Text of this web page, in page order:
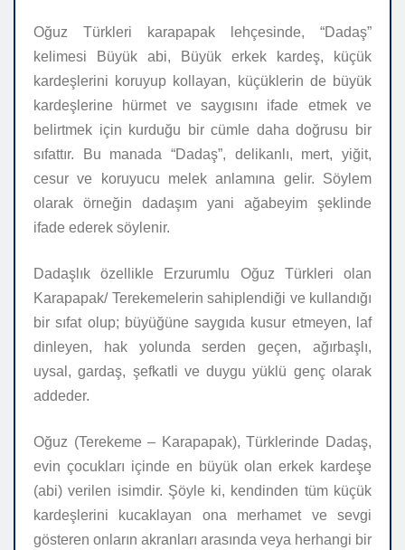
Oğuz Türkleri karapapak lehçesinde, “Dadaş”
kelimesi Büyük abi, Büyük erkek kardeş, küçük
kardeşlerini koruyup kollayan, küçüklerin de büyük
kardeşlerine hürmet ve saygısını ifade etmek ve
belirtmek için kurduğu bir cümle daha doğrusu bir
sıfattır. Bu manada “Dadaş”, delikanlı, mert, yiğit,
cesur ve koruyucu melek anlamına gelir. Söylem
olarak örneğin dadaşım yani ağabeyim şeklinde
ifade ederek söylenir.
Dadaşlık özellikle Erzurumlu Oğuz Türkleri olan
Karapapak/ Terekemelerin sahiplendiği ve kullandığı
bir sıfat olup; büyüğüne saygıda kusur etmeyen, laf
dinleyen, hak yolunda serden geçen, ağırbaşlı,
uysal, gardaş, şefkatli ve duygu yüklü genç olarak
addeder.
Oğuz (Terekeme – Karapapak), Türklerinde Dadaş,
evin çocukları içinde en büyük olan erkek kardeşe
(abi) verilen isimdir. Şöyle ki, kendinden tüm küçük
kardeşlerini kucaklayan ona merhamet ve sevgi
gösteren onların akranları arasında veya herhangi bir